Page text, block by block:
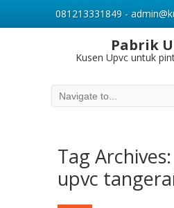
Pabrik
Kusen Upvc untuk
Tag Archives:
upvc
081213331849 -